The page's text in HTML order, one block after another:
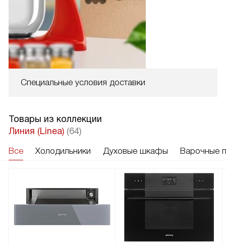
Специальные условия доставки
Товары из коллекции
Линия (Linea) (64)
Все Холодильники Духовые шкафы Варочные